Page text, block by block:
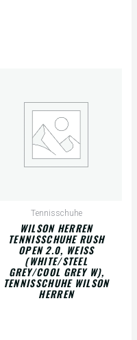
Tennisschuhe
WILSON HERREN
TENNISSCHUHE RUSH
OPEN 2.0, WEISS (
WHITE/STEEL G
REY/COOL GREY W), T
ENNISSCHUHE WILSON H
ERREN